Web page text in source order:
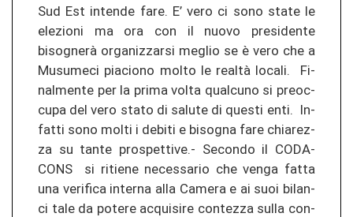
Sud Est in­ten­de fare. E’ vero ci sono state le
ele­zio­ni ma ora con il nuovo pre­si­den­te
bisognerà or­ga­ni­z­za­r­si meg­lio se è vero che a
Mu­su­me­ci pia­c­io­no molto le realtà lo­ca­li. Fi­
nal­men­te per la prima volta qual­cu­no si pre­oc­
cu­pa del vero stato di sa­lu­te di ques­ti enti. In­
fat­ti sono molti i de­bi­ti e bi­so­gna fare chia­re­z­
za su tante pro­s­pet­ti­ve.- Se­con­do il CO­DA­
CONS si ri­tie­ne ne­ces­sa­rio che venga fatta
una ve­ri­fi­ca in­ter­na alla Ca­me­ra e ai suoi bi­lan­
ci tale da po­te­re ac­quisire con­te­z­za sulla con­